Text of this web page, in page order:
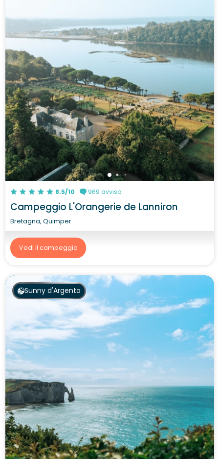
8.5/10 969 avviso
Campeggio L'Orangerie de Lanniron
Bretagna, Quimper
Vedi il campeggio
Sunny d'Argento